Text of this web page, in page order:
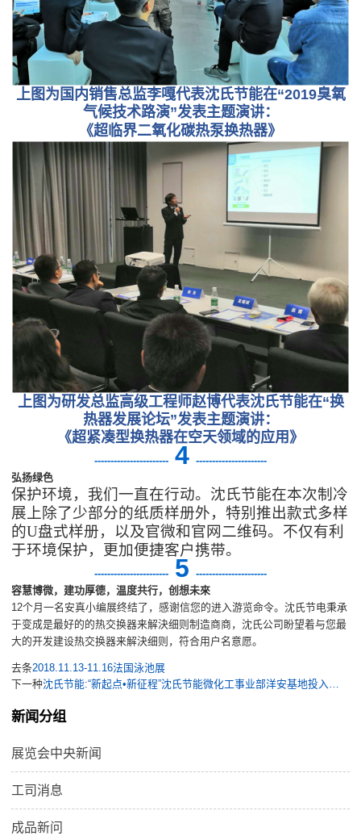
上图为国内销售总监李嘎代表沈氏节能在“2019臭氧
气候技术路演”发表主题演讲：
《超临界二氧化碳热泵换热器》
上图为研发总监高级工程师赵博代表沈氏节能在“换
热器发展论坛”发表主题演讲：
《超紧凑型换热器在空天领域的应用》
----------------------- 4 ----------------------
弘扬绿色
保护环境，我们一直在行动。沈氏节能在本次制冷
展上除了少部分的纸质样册外，特别推出款式多样
的U盘式样册，以及官微和官网二维码。不仅有利
于环境保护，更加便捷客户携带。
----------------------- 5 ----------------------
容慧博微，建功厚德，温度共行，创想未來
12个月一名安真小编展终结了，感谢信您的进入游览命令。沈氏节电秉承
于变成是最好的的热交换器来解決细则制造商商，沈氏公司盼望着与您最
大的开发建设热交换器来解決细则，符合用户名意愿。
去条2018.11.13-11.16法国泳池展
下一种
新闻分组
展览会中央新闻
工司消息
成品新问